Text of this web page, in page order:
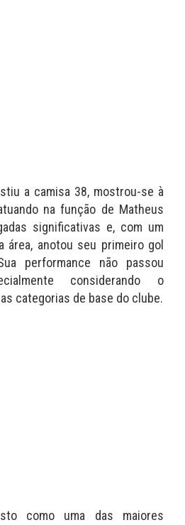
a camisa 38, mostrou-se à
na função de Matheus
significativas e, com um
área, anotou seu primeiro gol
performance não passou
considerando o
categorias de base do clube.
como uma das maiores